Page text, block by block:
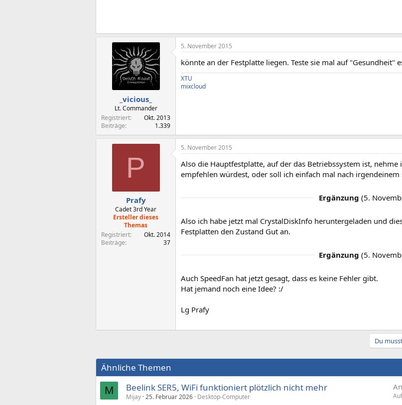
_vicious_
Lt. Commander
Registriert
Okt. 2013
Beiträge
1.339
5. November 2015
könnte an der Festplatte liegen. Teste sie mal auf "Gesundheit"
XTU
mixcloud
P
Prafy
Cadet 3rd Year
Ersteller dieses
Themas
Registriert
Okt. 2014
Beiträge
37
5. November 2015
Also die Hauptfestplatte, auf der das Betriebssystem ist,
empfehlen würdest, oder soll ich einfach mal nach irgendeinem
Ergänzung (5.
Also ich habe jetzt mal CrystalDiskInfo heruntergeladen und
Festplatten den Zustand Gut an.
Ergänzung (5.
Auch SpeedFan hat jetzt gesagt, dass es keine Fehler gibt.
Hat jemand noch eine Idee? :/
Lg Prafy
Du
Ähnliche Themen
M Beelink SER5, WiFi funktioniert plötzlich nicht mehr
Mijay 25. Februar 2026 Desktop-Computer